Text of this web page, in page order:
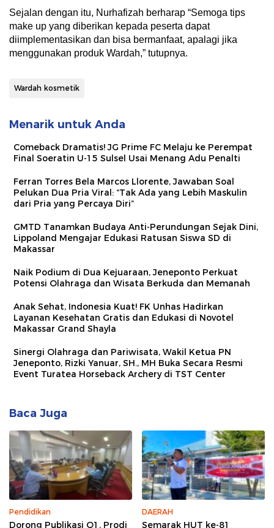
Sejalan dengan itu, Nurhafizah berharap “Semoga tips
make up yang diberikan kepada peserta dapat
diimplementasikan dan bisa bermanfaat, apalagi jika
menggunakan produk Wardah,” tutupnya.
Wardah kosmetik
Menarik untuk Anda
Comeback Dramatis! JG Prime FC Melaju ke Perempat
Final Soeratin U-15 Sulsel Usai Menang Adu Penalti
Ferran Torres Bela Marcos Llorente, Jawaban Soal
Pelukan Dua Pria Viral: “Tak Ada yang Lebih Maskulin
dari Pria yang Percaya Diri”
GMTD Tanamkan Budaya Anti-Perundungan Sejak Dini,
Lippoland Mengajar Edukasi Ratusan Siswa SD di
Makassar
Naik Podium di Dua Kejuaraan, Jeneponto Perkuat
Potensi Olahraga dan Wisata Berkuda dan Memanah
Anak Sehat, Indonesia Kuat! FK Unhas Hadirkan
Layanan Kesehatan Gratis dan Edukasi di Novotel
Makassar Grand Shayla
Sinergi Olahraga dan Pariwisata, Wakil Ketua PN
Jeneponto, Rizki Yanuar, SH., MH Buka Secara Resmi
Event Turatea Horseback Archery di TST Center
Baca Juga
Pendidikan
Dorong Publikasi Q1, Prodi
DAERAH
Semarak HUT ke-81